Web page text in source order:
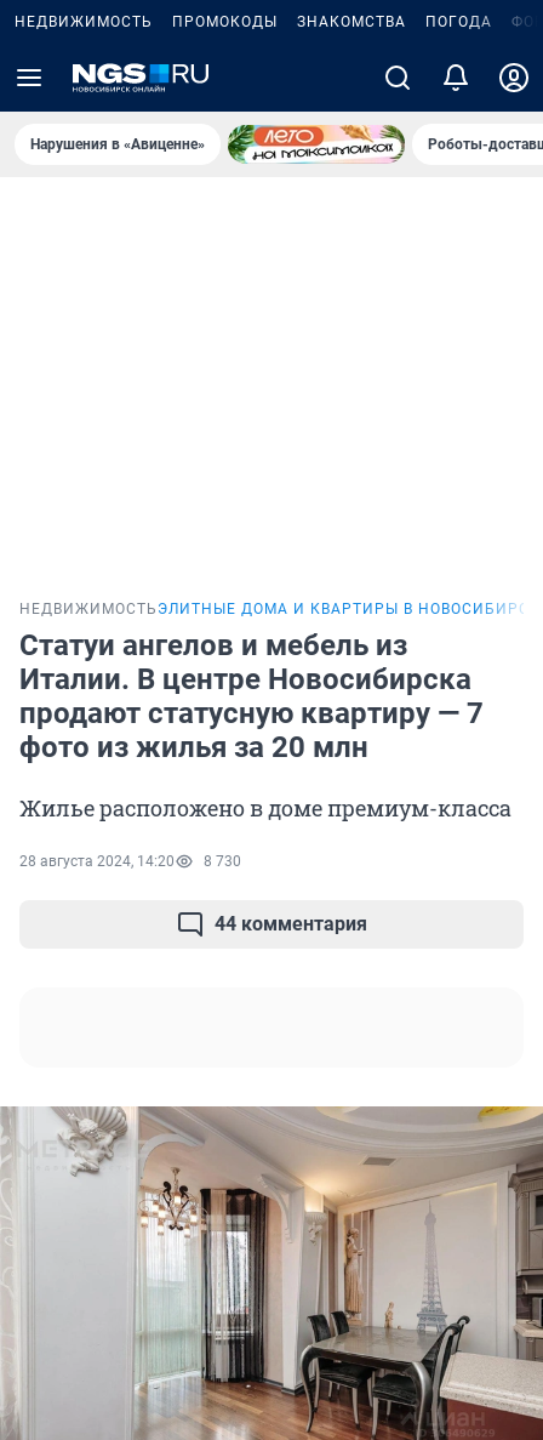
НЕДВИЖИМОСТЬ ПРОМОКОДЫ ЗНАКОМСТВА ПОГОДА
Нарушения в «Авиценне» Роботы-
НЕДВИЖИМОСТЬ ЭЛИТНЫЕ ДОМА И КВАРТИРЫ В
Статуи ангелов и мебель из
Италии. В центре Новосибирска
продают статусную квартиру — 7
фото из жилья за 20 млн
Жилье расположено в доме премиум-класса
28 августа 2024, 14:20 8 730
44 комментария